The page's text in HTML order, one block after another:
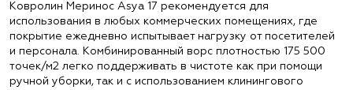
Ковролин Меринос Asya 17 рекомендуется для
использования в любых коммерческих помещениях, где
покрытие ежедневно испытывает нагрузку от посетителей
и персонала. Комбинированный ворс плотностью 175 500
точек/м2 легко поддерживать в чистоте как при помощи
ручной уборки, так и с использованием клинингового